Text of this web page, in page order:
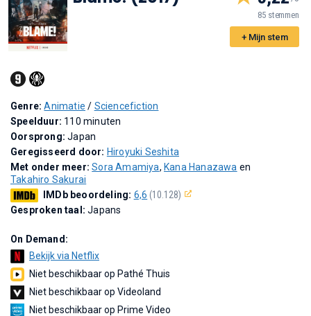
85 stemmen
+ Mijn stem
Genre:Animatie / Sciencefiction
Speelduur: 110 minuten
Oorsprong:Japan
Geregisseerd door: Hiroyuki Seshita
Met onder meer:Sora Amamiya, Kana Hanazawa en
Takahiro Sakurai
IMDb beoordeling: 6,6 (10.128)
Gesproken taal:Japans
On Demand:
Bekijk via Netflix
Niet beschikbaar op Pathé Thuis
Niet beschikbaar op Videoland
Niet beschikbaar op Prime Video